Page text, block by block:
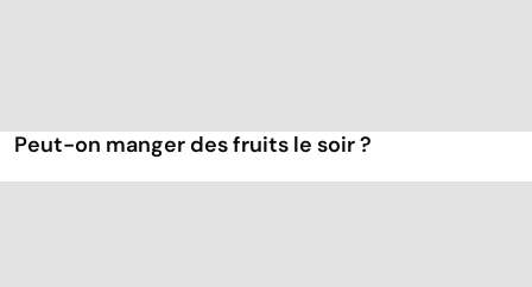
Peut-on manger des fruits le soir ?